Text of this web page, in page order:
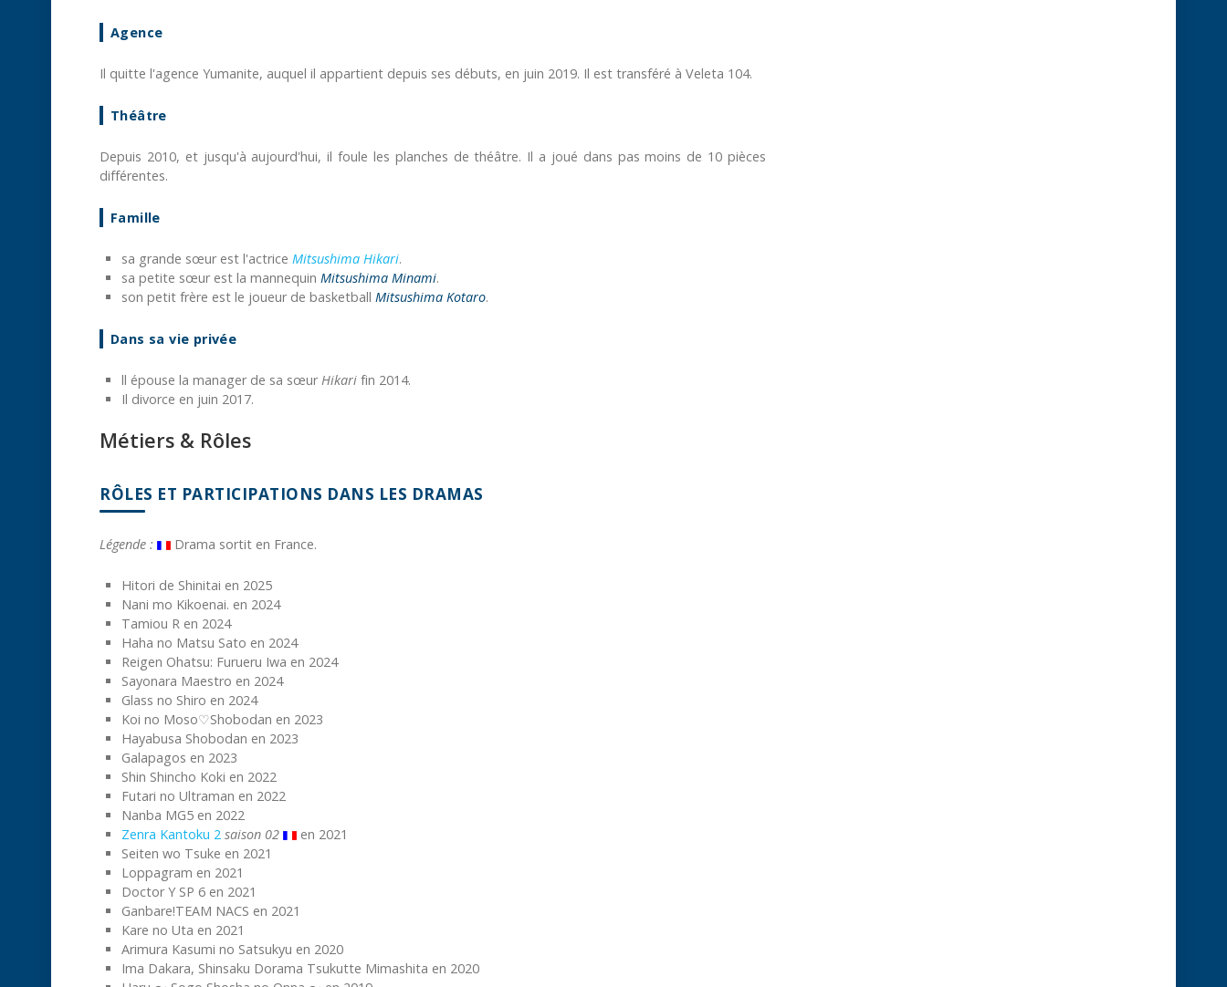
Agence
Il quitte l'agence Yumanite, auquel il appartient depuis ses débuts, en juin 2019. Il est transféré à Veleta 104.
Théâtre
Depuis 2010, et jusqu'à aujourd'hui, il foule les planches de théâtre. Il a joué dans pas moins de 10 pièces
différentes.
Famille
sa grande sœur est l'actrice Mitsushima Hikari.
sa petite sœur est la mannequin Mitsushima Minami.
son petit frère est le joueur de basketball Mitsushima Kotaro.
Dans sa vie privée
ll épouse la manager de sa sœur Hikari fin 2014.
Il divorce en juin 2017.
Métiers & Rôles
RÔLES ET PARTICIPATIONS DANS LES DRAMAS
Légende : Drama sortit en France.
Hitori de Shinitai en 2025
Nani mo Kikoenai. en 2024
Tamiou R en 2024
Haha no Matsu Sato en 2024
Reigen Ohatsu: Furueru Iwa en 2024
Sayonara Maestro en 2024
Glass no Shiro en 2024
Koi no Moso♡Shobodan en 2023
Hayabusa Shobodan en 2023
Galapagos en 2023
Shin Shincho Koki en 2022
Futari no Ultraman en 2022
Nanba MG5 en 2022
Zenra Kantoku 2 saison 02
en 2021
Seiten wo Tsuke en 2021
Loppagram en 2021
Doctor Y SP 6 en 2021
Ganbare!TEAM NACS en 2021
Kare no Uta en 2021
Arimura Kasumi no Satsukyu en 2020
Ima Dakara, Shinsaku Dorama Tsukutte Mimashita en 2020